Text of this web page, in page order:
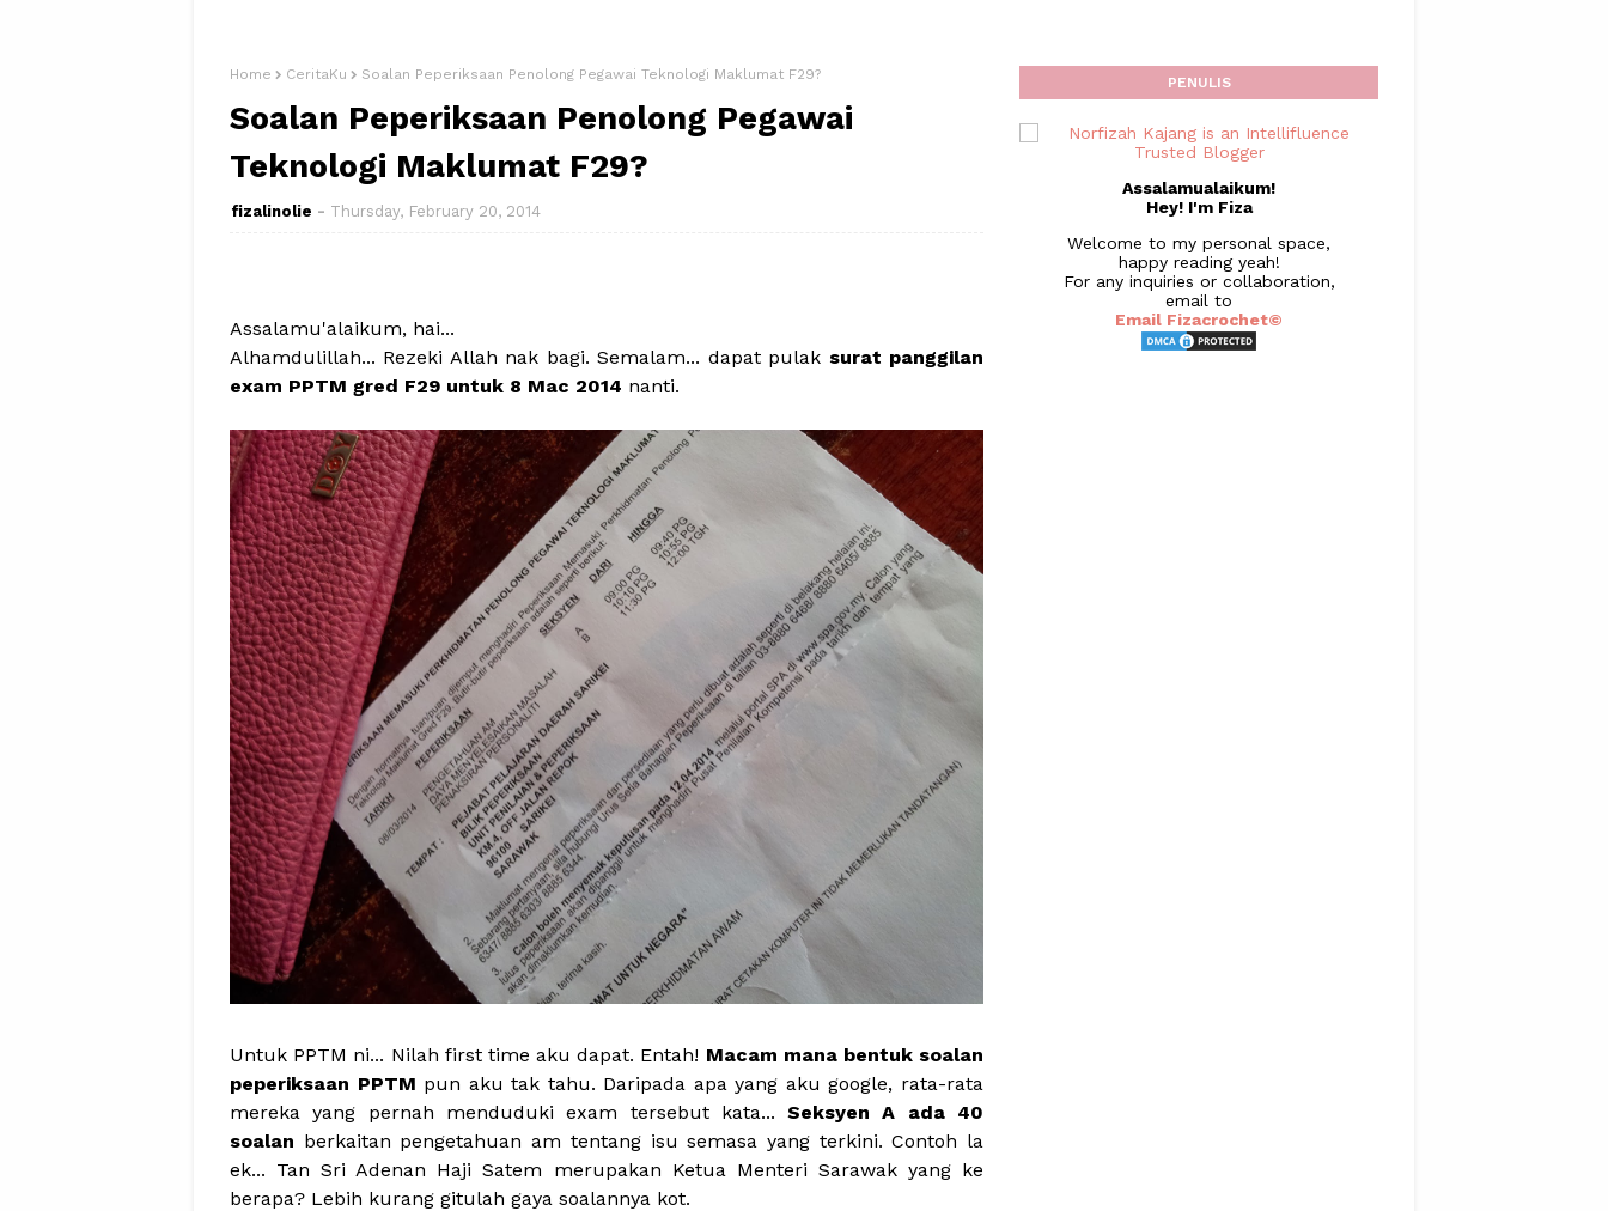
Home CeritaKu Soalan Peperiksaan Penolong Pegawai Teknologi Maklumat F29?
Soalan Peperiksaan Penolong Pegawai
Teknologi Maklumat F29?
fizalinolie Thursday, February 20, 2014
Assalamu'alaikum, hai...
Alhamdulillah... Rezeki Allah nak bagi. Semalam... dapat pulak surat panggilan
exam PPTM gred F29 untuk 8 Mac 2014 nanti.
Untuk PPTM ni... Nilah first time aku dapat. Entah! Macam mana bentuk soalan
peperiksaan PPTM pun aku tak tahu. Daripada apa yang aku google, rata-rata
mereka yang pernah menduduki exam tersebut kata...Seksyen A ada 40
soalan berkaitan pengetahuan am tentang isu semasa yang terkini. Contoh la
ek... Tan Sri Adenan Haji Satem merupakan Ketua Menteri Sarawak yang ke
berapa? Lebih kurang gitulah gaya soalannya kot.
PENULIS
Assalamualaikum!
Hey! I'm Fiza
Welcome to my personal space,
happy reading yeah!
For any inquiries or collaboration,
email to
Email Fizacrochet©